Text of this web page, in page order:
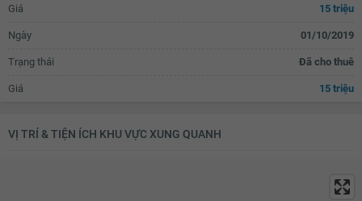
Bàn ăn
Máy hút mùi
Bồn rửa mặt
Giá 15 triệu
Ngày 01/10/2019
Trạng thái Đã cho thuê
Giá 15 triệu
VỊ TRÍ & TIỆN ÍCH KHU VỰC XUNG QUANH